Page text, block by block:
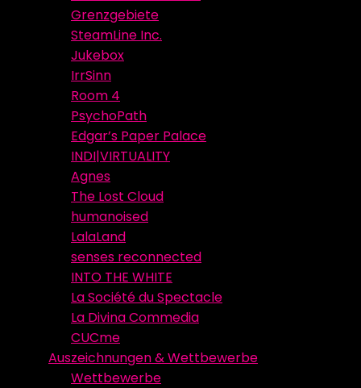
Grenzgebiete
SteamLine Inc.
Jukebox
IrrSinn
Room 4
PsychoPath
Edgar’s Paper Palace
INDI|VIRTUALITY
Agnes
The Lost Cloud
humanoised
LalaLand
senses reconnected
INTO THE WHITE
La Société du Spectacle
La Divina Commedia
CUCme
Auszeichnungen & Wettbewerbe
Wettbewerbe